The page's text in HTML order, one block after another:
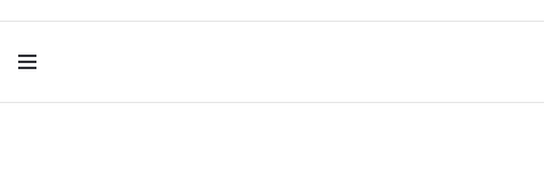
Ferienhaus
Berwang Neunzehn